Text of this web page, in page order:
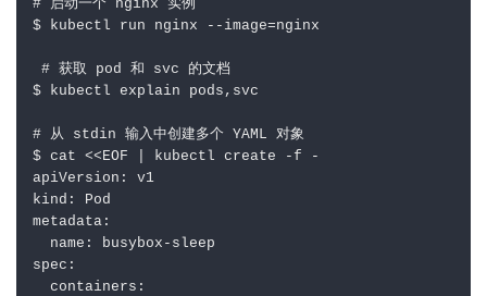
# 启动一个 nginx 实例
$ kubectl run nginx --image=nginx
# 获取 pod 和 svc 的文档
$ kubectl explain pods,svc
# 从 stdin 输入中创建多个 YAML 对象
$ cat <<EOF | kubectl create -f -
apiVersion :
v1
kind :
Pod
metadata :
name :
busybox-sleep
spec :
containers :